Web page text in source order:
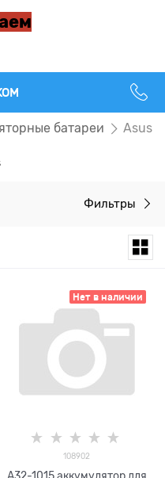
батареи Asus
Фильтры
Нет в наличии
108902